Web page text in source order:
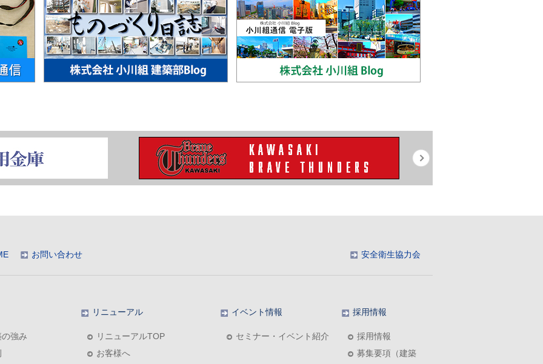
お問い合わせ 安全衛生協力会
強み
リニューアル
リニューアルTOP
お客様へ
イベント情報
セミナー・イベント紹介
採用情報
採用情報
募集要項（建築